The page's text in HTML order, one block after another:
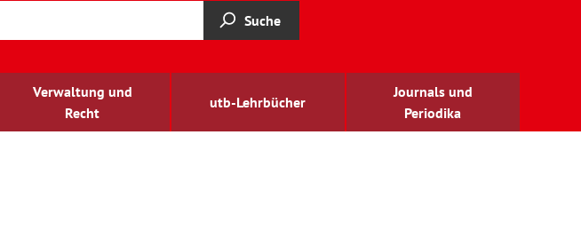
Suche
Verwaltung und
Recht
utb-Lehrbücher
Journals und
Periodika